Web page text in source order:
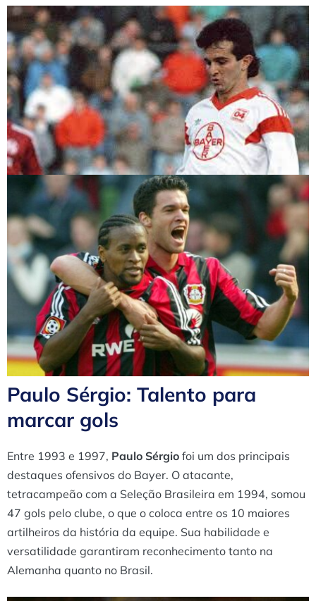
Paulo Sérgio: Talento para
marcar gols
Entre 1993 e 1997, Paulo Sérgio foi um dos principais
destaques ofensivos do Bayer. O atacante,
tetracampeão com a Seleção Brasileira em 1994, somou
47 gols pelo clube, o que o coloca entre os 10 maiores
artilheiros da história da equipe. Sua habilidade e
versatilidade garantiram reconhecimento tanto na
Alemanha quanto no Brasil.